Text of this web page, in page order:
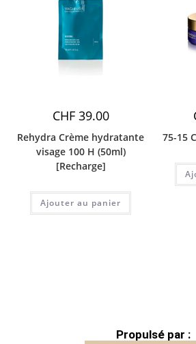
CHF39.00
Rehydra Crème hydratante
visage 100 H (50ml)
[Recharge]
Ajouter au panier
75-15
Propulsé par :